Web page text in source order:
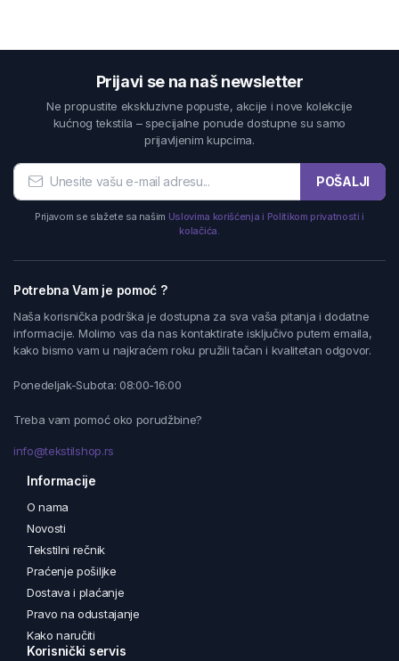
Prijavi se na naš newsletter
Ne propustite ekskluzivne popuste, akcije i nove kolekcije
kućnog tekstila – specijalne ponude dostupne su samo
prijavljenim kupcima.
POŠALJI
Prijavom se slažete sa našim Uslovima korišćenja i Politikom privatnosti i
kolačića.
Potrebna Vam je pomoć ?
Naša korisnička podrška je dostupna za sva vaša pitanja i dodatne
informacije. Molimo vas da nas kontaktirate isključivo putem emaila,
kako bismo vam u najkraćem roku pružili tačan i kvalitetan odgovor.
Ponedeljak-Subota: 08:00-16:00
Treba vam pomoć oko porudžbine?
info@tekstilshop.rs
Informacije
O nama
Novosti
Tekstilni rečnik
Praćenje pošiljke
Dostava i plaćanje
Pravo na odustajanje
Kako naručiti
Korisnički servis